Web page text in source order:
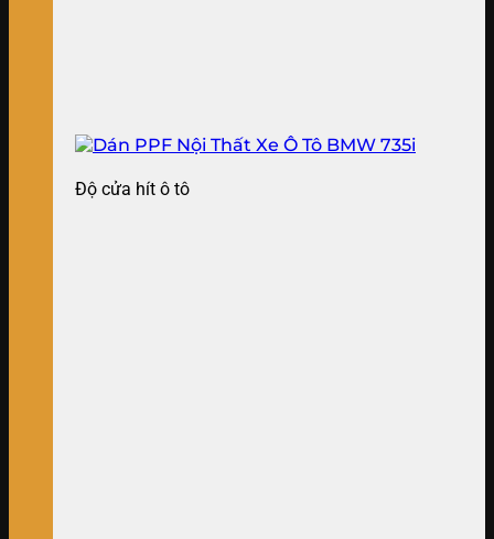
Độ cửa hít ô tô